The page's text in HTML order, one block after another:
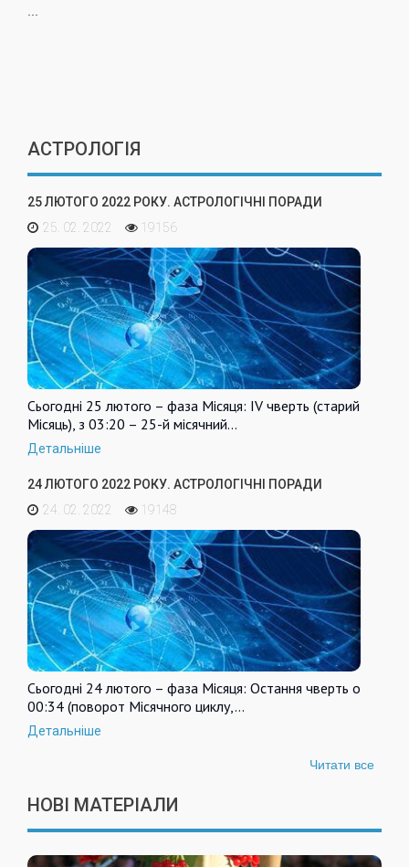
АСТРОЛОГІЯ
25 ЛЮТОГО 2022 РОКУ. АСТРОЛОГІЧНІ ПОРАДИ
25. 02. 2022
19156
Сьогодні 25 лютого – фаза Місяця: IV чверть (старий
Місяць), з 03:20 – 25-й місячний…
Детальніше
24 ЛЮТОГО 2022 РОКУ. АСТРОЛОГІЧНІ ПОРАДИ
24. 02. 2022
19148
Сьогодні 24 лютого – фаза Місяця: Остання чверть о
00:34 (поворот Місячного циклу,…
Детальніше
Читати все
НОВІ МАТЕРІАЛИ